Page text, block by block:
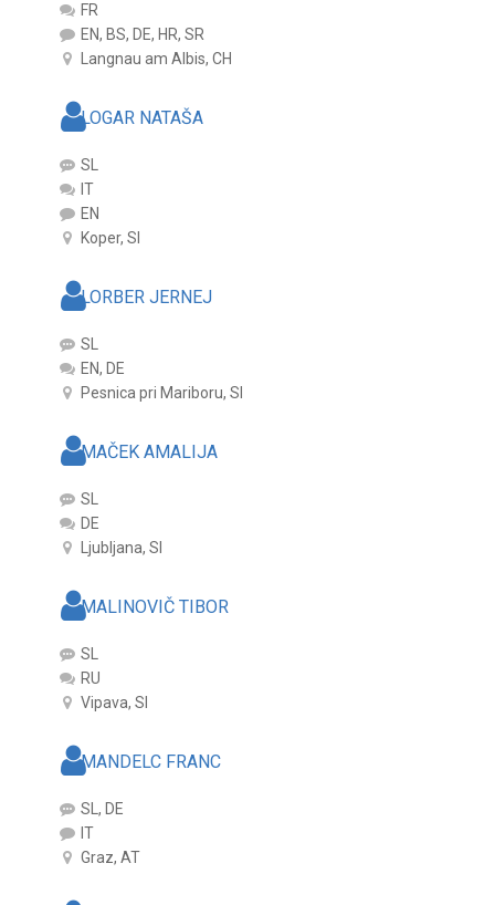
FR
EN, BS, DE, HR, SR
Langnau am Albis, CH
LOGAR NATAŠA
SL
IT
EN
Koper, SI
LORBER JERNEJ
SL
EN, DE
Pesnica pri Mariboru, SI
MAČEK AMALIJA
SL
DE
Ljubljana, SI
MALINOVIČ TIBOR
SL
RU
Vipava, SI
MANDELC FRANC
SL, DE
IT
Graz, AT